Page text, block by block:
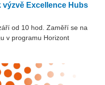
Excellence Hubs
od 10 hod. Zaměří se na
v programu Horizont